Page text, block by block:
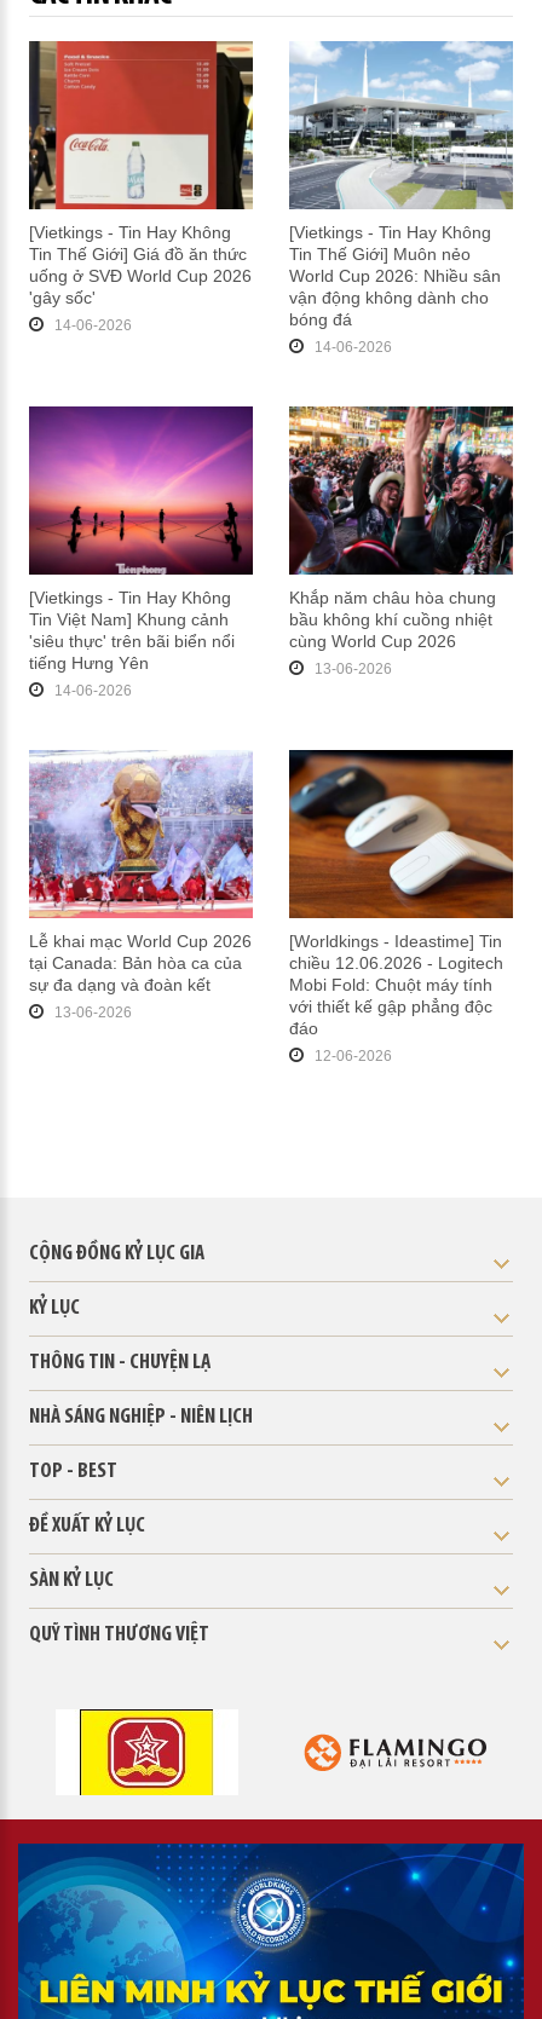
[Vietkings - Tin Hay Không
Tin Thế Giới] Giá đồ ăn thức
uống ở SVĐ World Cup 2026
'gây sốc'
14-06-2026
[Vietkings - Tin Hay Không
Tin Thế Giới] Muôn nẻo
World Cup 2026: Nhiều sân
vận động không dành cho
bóng đá
14-06-2026
[Vietkings - Tin Hay Không
Tin Việt Nam] Khung cảnh
'siêu thực' trên bãi biển nổi
tiếng Hưng Yên
14-06-2026
Khắp năm châu hòa chung
bầu không khí cuồng nhiệt
cùng World Cup 2026
13-06-2026
Lễ khai mạc World Cup 2026
tại Canada: Bản hòa ca của
sự đa dạng và đoàn kết
13-06-2026
[Worldkings - Ideastime] Tin
chiều 12.06.2026 - Logitech
Mobi Fold: Chuột máy tính
với thiết kế gập phẳng độc
đáo
12-06-2026
CỘNG ĐỒNG KỶ LỤC GIA
KỶ LỤC
THÔNG TIN - CHUYỆN LẠ
NHÀ SÁNG NGHIỆP - NIÊN LỊCH
TOP - BEST
ĐỀ XUẤT KỶ LỤC
SÀN KỶ LỤC
QUỸ TÌNH THƯƠNG VIỆT